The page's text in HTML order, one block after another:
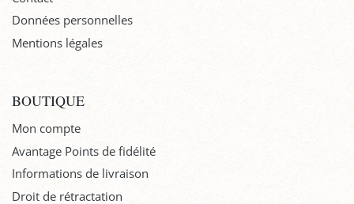
Données personnelles
Mentions légales
BOUTIQUE
Mon compte
Avantage Points de fidélité
Informations de livraison
Droit de rétractation